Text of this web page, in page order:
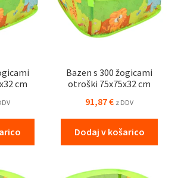
cm
Bazen s 300 žogicami
otroški 75x75x32 cm
91,87€ z DDV
Dodaj v košarico